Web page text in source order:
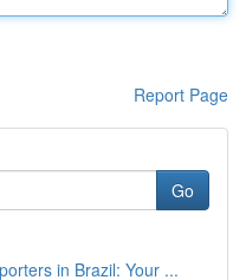
Report Page
Go
in Brazil: Your ...